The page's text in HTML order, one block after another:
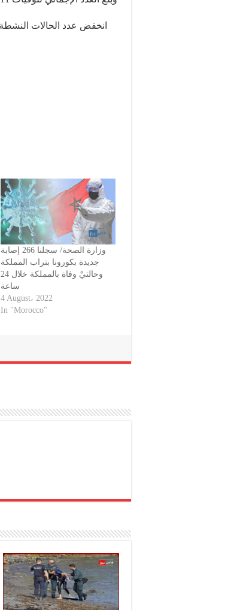
وزارة الصحة/ سجلنا 266 إصابة
جديدة بكورونا بتراب المملكة
وحالتيْ وفاة بالمملكة خلال 24
ساعة
4 August، 2022
In "Morocco"